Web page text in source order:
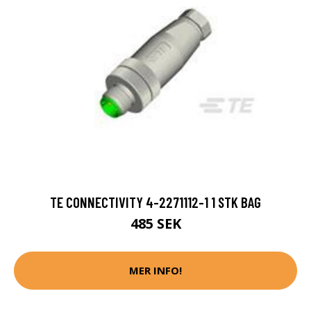
TE CONNECTIVITY 4-2271112-1 1 STK BAG
485 SEK
MER INFO!